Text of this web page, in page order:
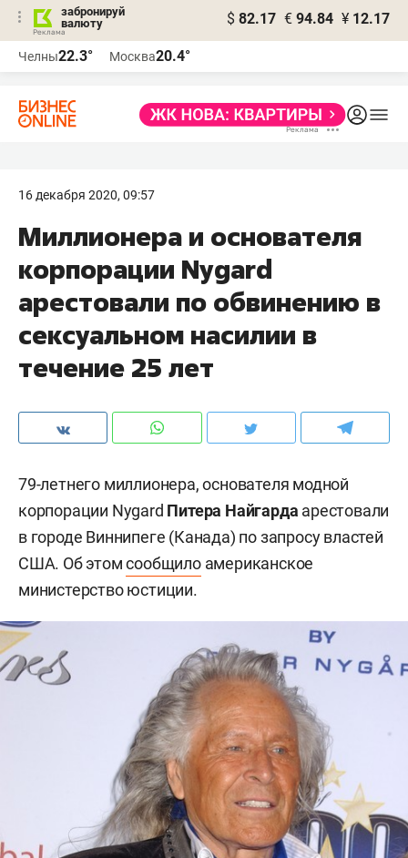
забронируй
валюту
$ 82.17 € 94.84 ¥ 12.17
Челны22.3° Москва20.4°
16 декабря 2020, 09:57
Миллионера и основателя
корпорации Nygard​
арестовали по обвинению в
сексуальном насилии в
течение 25 лет
79-летнего миллионера, основателя модной
корпорации Nygard Питера Найгарда арестовали
в городе Виннипеге (Канада) по запросу властей
США. Об этомсообщилоамериканское
министерство юстиции.